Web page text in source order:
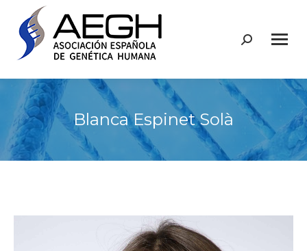
Buscar:
Blanca Espinet Solà